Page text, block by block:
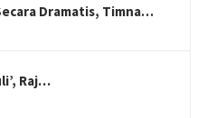
Dramatis, Timna…
Raj…